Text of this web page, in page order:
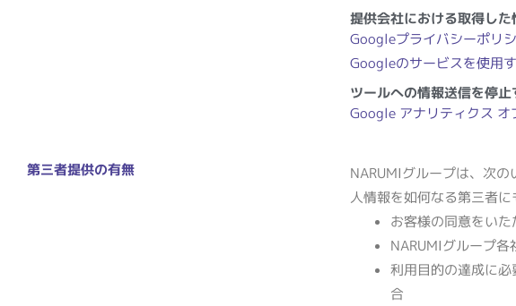
提供会社における取得し
Googleプライバシーポリ
Googleのサービスを使用
ツールへの情報送信を停
Google アナリティクス オ
第三者提供の有無
NARUMIグループは、次
人情報を如何なる第三者に
お客様の同意をいた
NARUMIグループ
利用目的の達成に
合